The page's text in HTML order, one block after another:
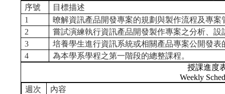
序號
目標描述
1
暸解資訊產品開發專案的規劃與製作流程及專案
2
嘗試演練執行資訊產品開發製作專案之分析、
3
培養學生進行資訊系統或相關產品專案公開發表
4
為本學系學程之第一階段的總整課程。
授課進度
Weekly
週次
內容